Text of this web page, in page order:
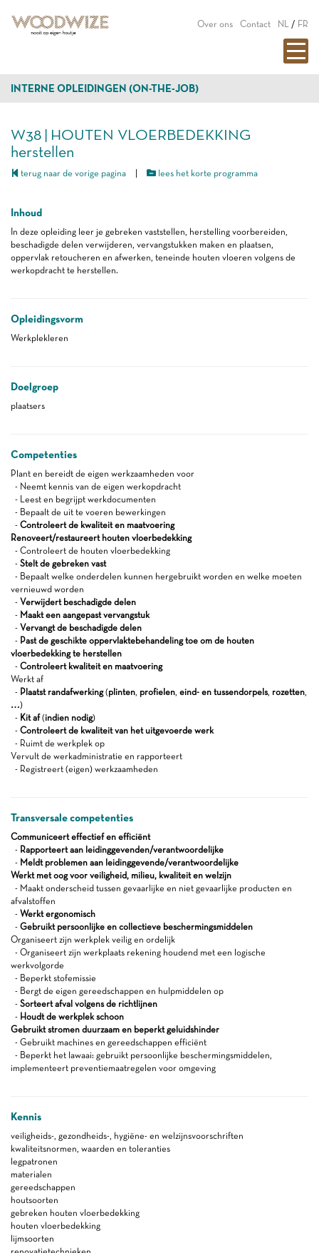
Over ons Contact NL / FR
INTERNE OPLEIDINGEN (ON-THE-JOB)
W38 | HOUTEN VLOERBEDEKKING
herstellen
terug naar de vorige pagina lees het korte programma
Inhoud
In deze opleiding leer je gebreken vaststellen, herstelling voorbereiden,
beschadigde delen verwijderen, vervangstukken maken en plaatsen,
oppervlak retoucheren en afwerken, teneinde houten vloeren volgens de
werkopdracht te herstellen.
Opleidingsvorm
Werkplekleren
Doelgroep
plaatsers
Competenties
Plant en bereidt de eigen werkzaamheden voor
- Neemt kennis van de eigen werkopdracht
- Leest en begrijpt werkdocumenten
- Bepaalt de uit te voeren bewerkingen
- Controleert de kwaliteit en maatvoering
Renoveert/restaureert houten vloerbedekking
- Controleert de houten vloerbedekking
- Stelt de gebreken vast
- Bepaalt welke onderdelen kunnen hergebruikt worden en welke moeten
vernieuwd worden
- Verwijdert beschadigde delen
- Maakt een aangepast vervangstuk
- Vervangt de beschadigde delen
- Past de geschikte oppervlaktebehandeling toe om de houten
vloerbedekking te herstellen
- Controleert kwaliteit en maatvoering
Werkt af
- Plaatst randafwerking(plinten, profielen, eind- en tussendorpels, rozetten,
…)
- Kit af(indien nodig)
- Controleert de kwaliteit van het uitgevoerde werk
- Ruimt de werkplek op
Vervult de werkadministratie en rapporteert
- Registreert (eigen) werkzaamheden
Transversale competenties
Communiceert effectief en efficiënt
- Rapporteert aan leidinggevenden/verantwoordelijke
- Meldt problemen aan leidinggevende/verantwoordelijke
Werkt met oog voor veiligheid, milieu, kwaliteit en welzijn
- Maakt onderscheid tussen gevaarlijke en niet gevaarlijke producten en
afvalstoffen
- Werkt ergonomisch
- Gebruikt persoonlijke en collectieve beschermingsmiddelen
Organiseert zijn werkplek veilig en ordelijk
- Organiseert zijn werkplaats rekening houdend met een logische
werkvolgorde
- Beperkt stofemissie
- Bergt de eigen gereedschappen en hulpmiddelen op
- Sorteert afval volgens de richtlijnen
- Houdt de werkplek schoon
Gebruikt stromen duurzaam en beperkt geluidshinder
- Gebruikt machines en gereedschappen efficiënt
- Beperkt het lawaai: gebruikt persoonlijke beschermingsmiddelen,
implementeert preventiemaatregelen voor omgeving
Kennis
veiligheids-, gezondheids-, hygiëne- en welzijnsvoorschriften
kwaliteitsnormen, waarden en toleranties
legpatronen
materialen
gereedschappen
houtsoorten
gebreken houten vloerbedekking
houten vloerbedekking
lijmsoorten